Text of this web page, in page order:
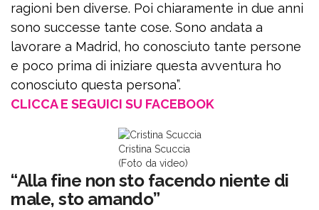
ragioni ben diverse. Poi chiaramente in due anni
sono successe tante cose. Sono andata a
lavorare a Madrid, ho conosciuto tante persone
e poco prima di iniziare questa avventura ho
conosciuto questa persona”.
CLICCA E SEGUICI SU FACEBOOK
Cristina Scuccia
(Foto da video)
“Alla fine non sto facendo niente di
male, sto amando”